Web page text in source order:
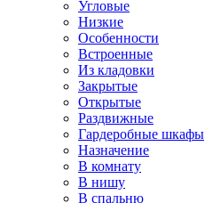
Угловые
Низкие
Особенности
Встроенные
Из кладовки
Закрытые
Открытые
Раздвижные
Гардеробные шкафы
Назначение
В комнату
В нишу
В спальню